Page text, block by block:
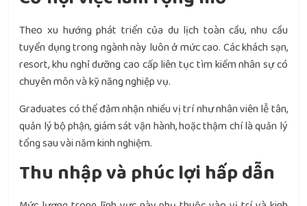
Theo xu hướng phát triển của du lịch toàn cầu, nhu cầu
tuyển dụng trong ngành này luôn ở mức cao. Các khách sạn,
resort, khu nghỉ dưỡng cao cấp liên tục tìm kiếm nhân sự có
chuyên môn và kỹ năng nghiệp vụ.
Graduates có thể đảm nhận nhiều vị trí như nhân viên lễ tân,
quản lý bộ phận, giám sát vận hành, hoặc thậm chí là quản lý
tổng sau vài năm kinh nghiệm.
Thu nhập và phúc lợi hấp dẫn